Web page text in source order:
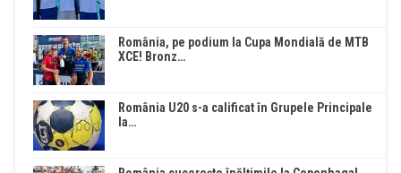
România, pe podium la Cupa Mondială de MTB
XCE! Bronz…
România U20 s-a calificat în Grupele Principale
la…